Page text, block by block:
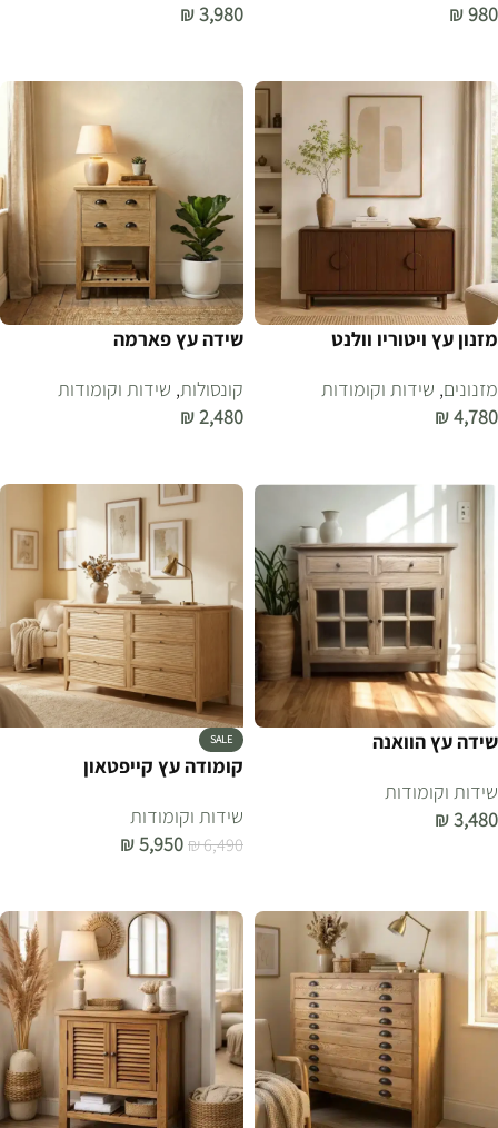
₪980
₪3,980
מזנון עץ ויטוריו וולנט
מזנונים, שידות וקומודות
₪4,780
שידה עץ פארמה
קונסולות, שידות וקומודות
₪2,480
שידה עץ הוואנה
שידות וקומודות
₪3,480
SALE
קומודה עץ קייפטאון
שידות וקומודות
₪6,490
₪5,950